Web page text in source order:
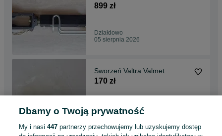
899 zł
Działdowo
05 sierpnia 2026
Sworzeń Valtra Valmet
170 zł
Działdowo
Dbamy o Twoją prywatność
My i nasi447 partnerzy przechowujemy lub uzyskujemy dostęp